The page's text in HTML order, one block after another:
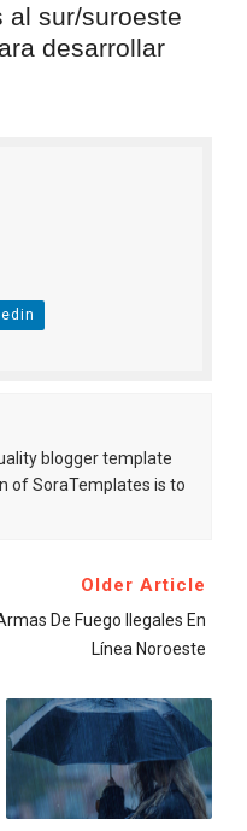
al sur/suroeste
desarrollar
blogger template
of SoraTemplates is to
Older Article
De Fuego Ilegales En
Línea Noroeste